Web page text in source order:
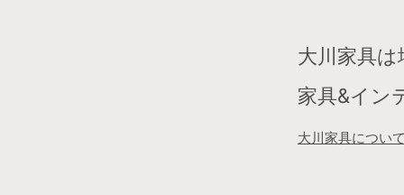
大川家具
家具&イン
大川家具につい